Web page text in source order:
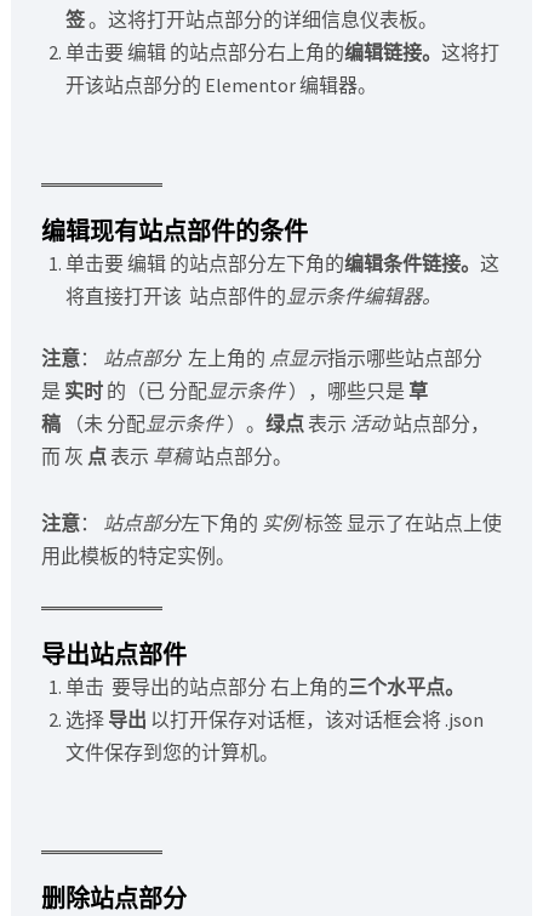
签。这将打开站点部分的详细信息仪表板。
单击要 编辑 的站点部分右上角的编辑链接。 这将打
开该站点部分的 Elementor 编辑器。
编辑现有站点部件的条件
单击要 编辑 的站点部分左下角的编辑条件链接。 这
将直接打开该 站点部件的 显示条件编辑器。
注意： 站点部分 左上角的 点显示指示哪些站点部分
是 实时 的（已 分配显示条件），哪些只是 草
稿
（未 分配显示条件）。 绿点表示 活动站点部分，
而 灰 点表示 草稿站点部分。
注意： 站点部分左下角的 实例标签 显示了在站点上使
用此模板的特定实例。
导出站点部件
单击 要导出的站点部分 右上角的三个水平点。
选择 导出 以打开保存对话框，该对话框会将 .json
文件保存到您的计算机。
删除站点部分